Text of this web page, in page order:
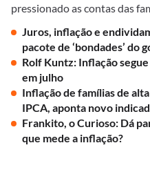
pressionado as contas das
Juros, inflação e
pacote de ‘bondades’ do
Rolf Kuntz: Inflação
em julho
Inflação de famílias de
IPCA, aponta novo
Frankito, o Curioso: Dá
que mede a inflação?